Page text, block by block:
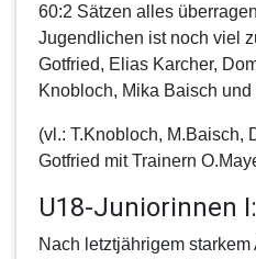
60:2 Sätzen alles
Jugendlichen ist noch viel
Gotfried, Elias Karcher,
Knobloch, Mika Baisch und
(vl.: T.Knobloch, M.Baisch,
Gotfried mit Trainern
U18-Juniorinnen I:
Nach letztjährigem starkem